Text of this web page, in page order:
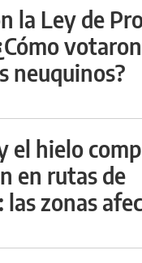
la Ley de
neuquinos?
el hielo
en rutas de
las zonas